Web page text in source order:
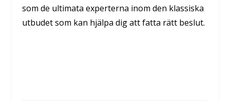
som de ultimata experterna inom den klassiska
utbudet som kan hjälpa dig att fatta rätt beslut.